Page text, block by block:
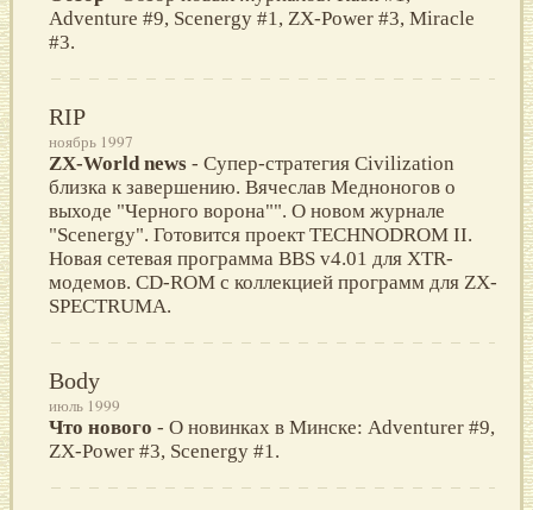
Adventure #9, Scenergy #1, ZX-Power #3, Miracle
#3.
RIP
ноябрь 1997
ZX-World news - Супер-стратегия Civilization
близка к завершению. Вячеслав Медноногов о
выходе "Черного ворона"". О новом журнале
"Scenergy". Готовится проект TECHNODROM II.
Новая сетевая программа BBS v4.01 для XTR-
модемов. CD-ROM с коллекцией программ для ZX-
SPECTRUMA.
Body
июль 1999
Что нового - О новинках в Минске: Adventurer #9,
ZX-Power #3, Scenergy #1.